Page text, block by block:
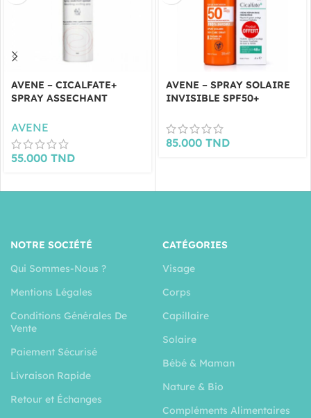
AVENE – CICALFATE+
SPRAY ASSECHANT
AVENE
55.000 TND
AVENE – SPRAY SOLAIRE
INVISIBLE SPF50+
CICALFATE CRME
REPARATRICE 40ML
OFFERTE
85.000 TND
NOTRE SOCIÉTÉ
Qui Sommes-Nous ?
Mentions Légales
Conditions Générales De
Vente
Paiement Sécurisé
Livraison Rapide
Retour et Échanges
CATÉGORIES
Visage
Corps
Capillaire
Solaire
Bébé & Maman
Nature & Bio
Compléments Alimentaires